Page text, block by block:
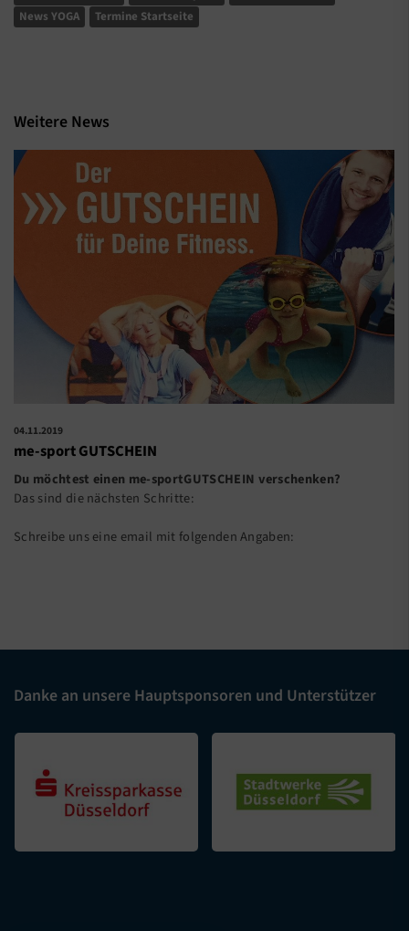
News YOGA
Termine Startseite
Weitere News
04.11.2019
me-sport GUTSCHEIN
Du möchtest einen me-sportGUTSCHEIN verschenken?
Das sind die nächsten Schritte:
Schreibe uns eine email mit folgenden Angaben:
Danke an unsere Hauptsponsoren und Unterstützer